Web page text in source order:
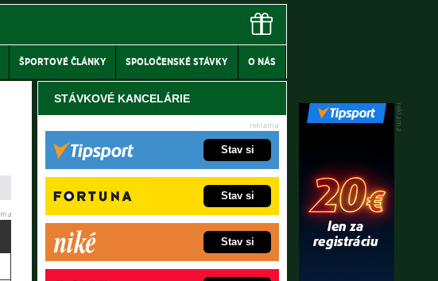
ŠPORTOVÉ ČLÁNKY SPOLOČENSKÉ STÁVKY O NÁS
STÁVKOVÉ KANCELÁRIE
Stav si
Stav si
Stav si